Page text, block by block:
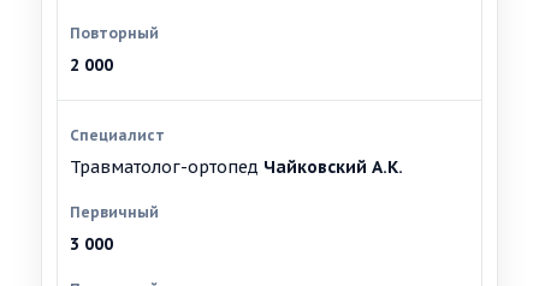
2 000
Травматолог-ортопед Чайковский А.К.
3 000